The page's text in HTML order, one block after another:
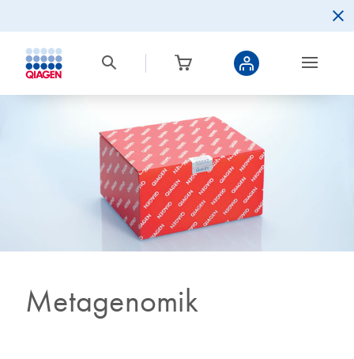
Metagenomik